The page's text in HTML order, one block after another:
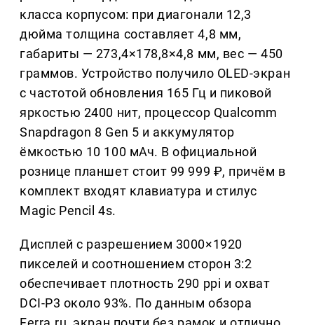
класса корпусом: при диагонали 12,3
дюйма толщина составляет 4,8 мм,
габариты — 273,4×178,8×4,8 мм, вес — 450
граммов. Устройство получило OLED-экран
с частотой обновления 165 Гц и пиковой
яркостью 2400 нит, процессор Qualcomm
Snapdragon 8 Gen 5 и аккумулятор
ёмкостью 10 100 мАч. В официальной
рознице планшет стоит 99 999 ₽, причём в
комплект входят клавиатура и стилус
Magic Pencil 4s.
Дисплей с разрешением 3000×1920
пикселей и соотношением сторон 3:2
обеспечивает плотность 290 ppi и охват
DCI-P3 около 93%. По данным обзора